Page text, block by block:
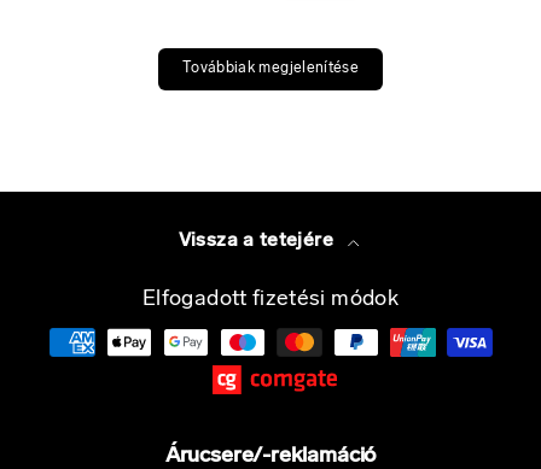
Továbbiak megjelenítése
Vissza a tetejére
Elfogadott fizetési módok
Árucsere/-reklamáció